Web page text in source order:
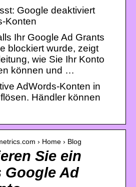
Google deaktiviert
Konten
Ihr Google Ad Grants
blockiert wurde, zeigt
wie Sie Ihr Konto
können und …
AdWords-Konten in
Händler können
› Home › Blog
Sie ein
Google Ad